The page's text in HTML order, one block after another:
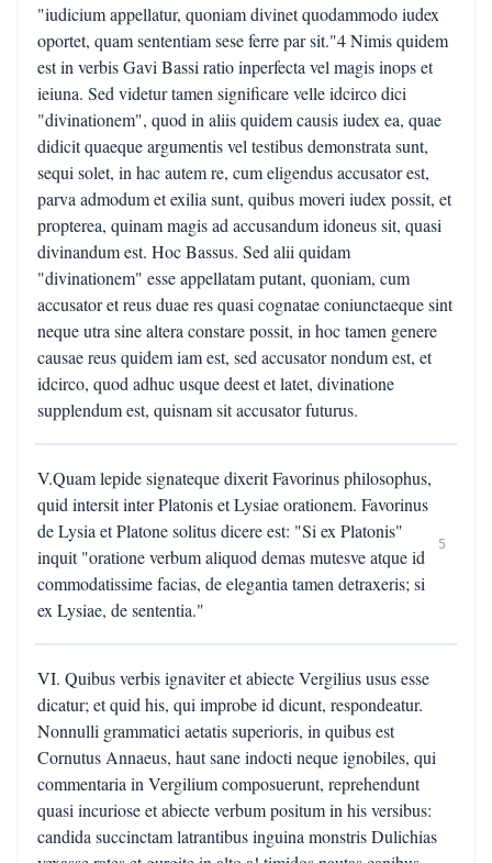
"iudicium appellatur, quoniam divinet quodammodo iudex
oportet, quam sententiam sese ferre par sit."4 Nimis quidem
est in verbis Gavi Bassi ratio inperfecta vel magis inops et
ieiuna. Sed videtur tamen significare velle idcirco dici
"divinationem", quod in aliis quidem causis iudex ea, quae
didicit quaeque argumentis vel testibus demonstrata sunt,
sequi solet, in hac autem re, cum eligendus accusator est,
parva admodum et exilia sunt, quibus moveri iudex possit, et
propterea, quinam magis ad accusandum idoneus sit, quasi
divinandum est. Hoc Bassus. Sed alii quidam
"divinationem" esse appellatam putant, quoniam, cum
accusator et reus duae res quasi cognatae coniunctaeque sint
neque utra sine altera constare possit, in hoc tamen genere
causae reus quidem iam est, sed accusator nondum est, et
idcirco, quod adhuc usque deest et latet, divinatione
supplendum est, quisnam sit accusator futurus.
V.Quam lepide signateque dixerit Favorinus philosophus,
quid intersit inter Platonis et Lysiae orationem. Favorinus
de Lysia et Platone solitus dicere est: "Si ex Platonis"
inquit "oratione verbum aliquod demas mutesve atque id
commodatissime facias, de elegantia tamen detraxeris; si
ex Lysiae, de sententia."
5
VI. Quibus verbis ignaviter et abiecte Vergilius usus esse
dicatur; et quid his, qui improbe id dicunt, respondeatur.
Nonnulli grammatici aetatis superioris, in quibus est
Cornutus Annaeus, haut sane indocti neque ignobiles, qui
commentaria in Vergilium composuerunt, reprehendunt
quasi incuriose et abiecte verbum positum in his versibus:
candida succinctam latrantibus inguina monstris Dulichias